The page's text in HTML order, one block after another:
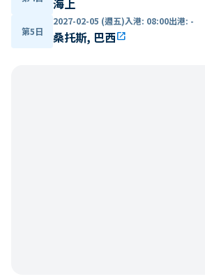
海上
第5日
2027-02-05 (週五)入港: 08:00出港: -
桑托斯, 巴西open_in_new